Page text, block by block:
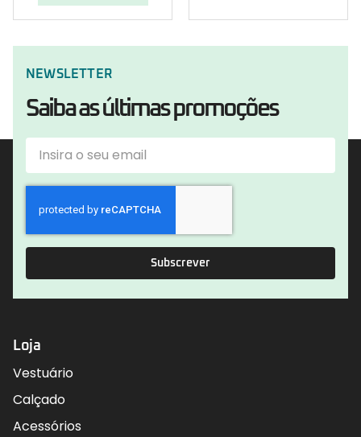
NEWSLETTER
Saiba as últimas promoções
Subscrever
Loja
Vestuário
Calçado
Acessórios